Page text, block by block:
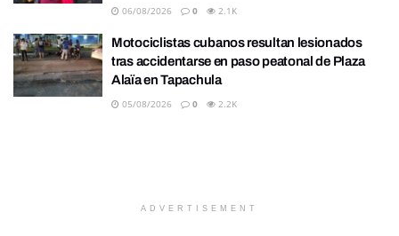
06/08/2026 0 2.1K
Motociclistas cubanos resultan lesionados
tras accidentarse en paso peatonal de Plaza
Alaïa en Tapachula
05/08/2026 0 2.2K
ADVERTISEMENT